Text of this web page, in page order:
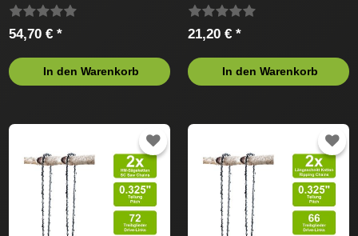
54,70 € *
In den Warenkorb
21,20 € *
In den Warenkorb